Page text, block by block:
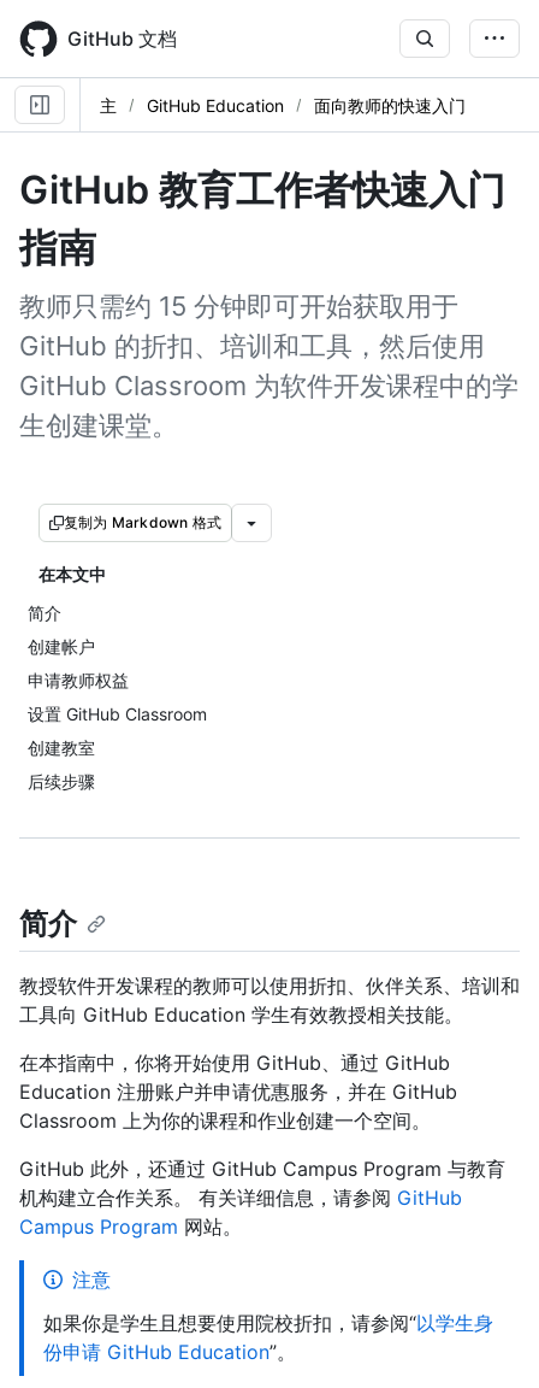
main
content
GitHub 文档
主 GitHub Education 面向教师的快速入门
GitHub 教育工作者快速入门
指南
教师只需约 15 分钟即可开始获取用于
GitHub 的折扣、培训和工具，然后使用
GitHub Classroom 为软件开发课程中的学
生创建课堂。
复制为 Markdown 格式
在本文中
简介
创建帐户
申请教师权益
设置 GitHub Classroom
创建教室
后续步骤
简介
教授软件开发课程的教师可以使用折扣、伙伴关系、培训和
工具向 GitHub Education 学生有效教授相关技能。
在本指南中，你将开始使用 GitHub、通过 GitHub
Education 注册账户并申请优惠服务，并在 GitHub
Classroom 上为你的课程和作业创建一个空间。
GitHub 此外，还通过 GitHub Campus Program 与教育
机构建立合作关系。 有关详细信息，请参阅 GitHub
Campus Program 网站。
注意
如果你是学生且想要使用院校折扣，请参阅“以学生身
份申请 GitHub Education”。